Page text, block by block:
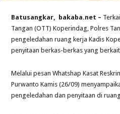
Batusangkar, bakaba.net –
Tangan (OTT) Koperindag, Polres
pengeledahan ruang kerja Kadis
penyitaan berkas-berkas yang
Melalui pesan Whatshap Kasat
Purwanto Kamis (26/09)
pengeledahan dan penyitaan di